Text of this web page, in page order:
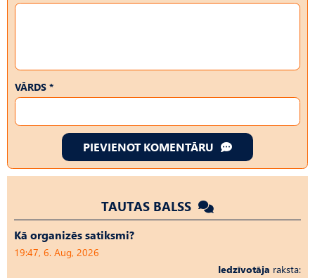
VĀRDS *
PIEVIENOT KOMENTĀRU
TAUTAS BALSS
Kā organizēs satiksmi?
19:47, 6. Aug, 2026
Iedzīvotāja raksta: